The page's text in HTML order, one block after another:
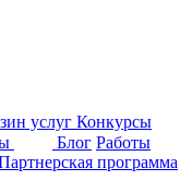
услуг Конкурсы
Блог Работы
программа